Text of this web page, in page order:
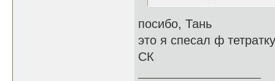
посибо, Тань
это я спесал ф тетратку
СК